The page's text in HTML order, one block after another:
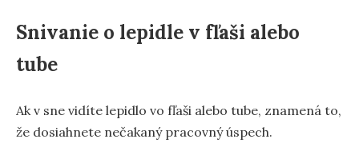
Snivanie o lepidle v fľaši alebo
tube
Ak v sne vidíte lepidlo vo fľaši alebo tube, znamená to,
že dosiahnete nečakaný pracovný úspech.